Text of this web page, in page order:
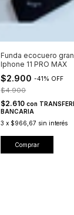
Funda ecocuero
Iphone 11 PRO MAX
$2.900-41 % OFF
$4.900
$2.610con
BANCARIA
3 x $966,67 sin interés
Comprar